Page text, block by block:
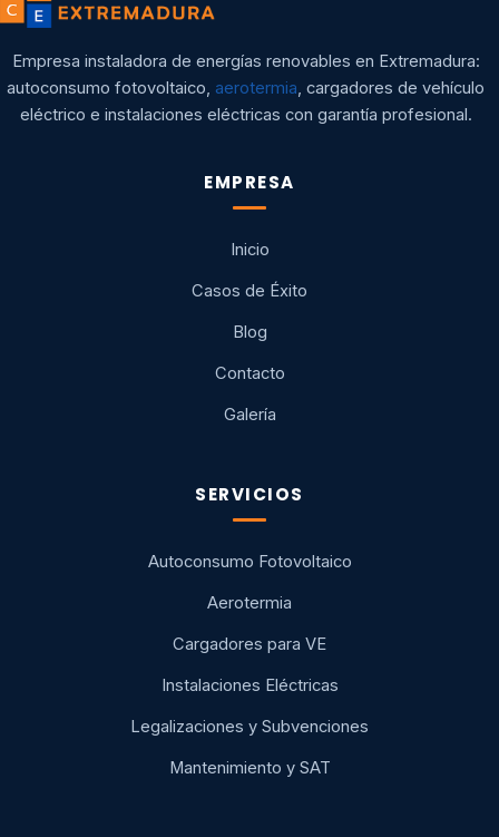
Empresa instaladora de energías renovables en Extremadura:
autoconsumo fotovoltaico,aerotermia, cargadores de vehículo
eléctrico e instalaciones eléctricas con garantía profesional.
EMPRESA
Inicio
Casos de Éxito
Blog
Contacto
Galería
SERVICIOS
Autoconsumo Fotovoltaico
Aerotermia
Cargadores para VE
Instalaciones Eléctricas
Legalizaciones y Subvenciones
Mantenimiento y SAT